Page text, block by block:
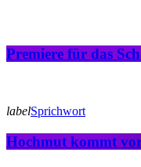
Premiere für das
labelSprichwort
Hochmut kommt